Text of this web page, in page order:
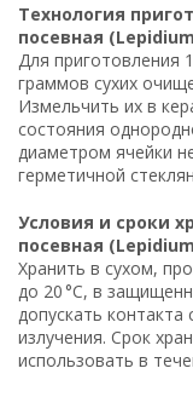
Технология
посевная
Для приготовления
граммов сухих
Измельчить их в
состояния
диаметром ячейки
герметичной
Условия и сроки
посевная
Хранить в сухом,
до 20 °C, в
допускать
излучения. Срок
использовать в